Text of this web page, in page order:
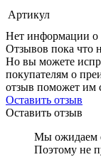
Артикул
Нет информации о
Отзывов пока что
Но вы можете
покупателям о
отзыв поможет им
Оставить отзыв
Оставить отзыв
Мы ожидаем
Поэтому не